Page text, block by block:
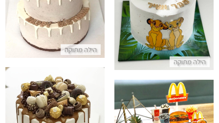
הילה מתוקה
התקשר/י
הילה מתוקה
התקשר/י
עוגת טפטופים וממתקים
עוגת יום הולדת מיוחדת מעוצבת בסגנון מקדונלדס